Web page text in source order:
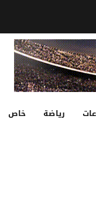
رياضة خاص